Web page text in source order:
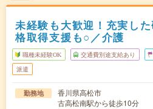
未経験も大歓迎！充実し
格取得支援も○／介護
職種未経験OK 交通費別途支給あり
派遣
勤務地
香川県高松市
古高松南駅から徒歩10分